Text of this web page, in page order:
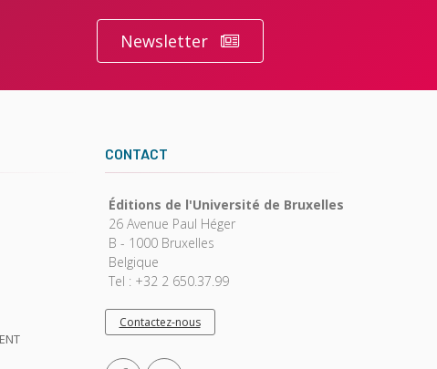
Newsletter
CONTACT
Éditions de l'Université de Bruxelles
26 Avenue Paul Héger
B - 1000 Bruxelles
Belgique
Tel : +32 2 650.37.99
Contactez-nous